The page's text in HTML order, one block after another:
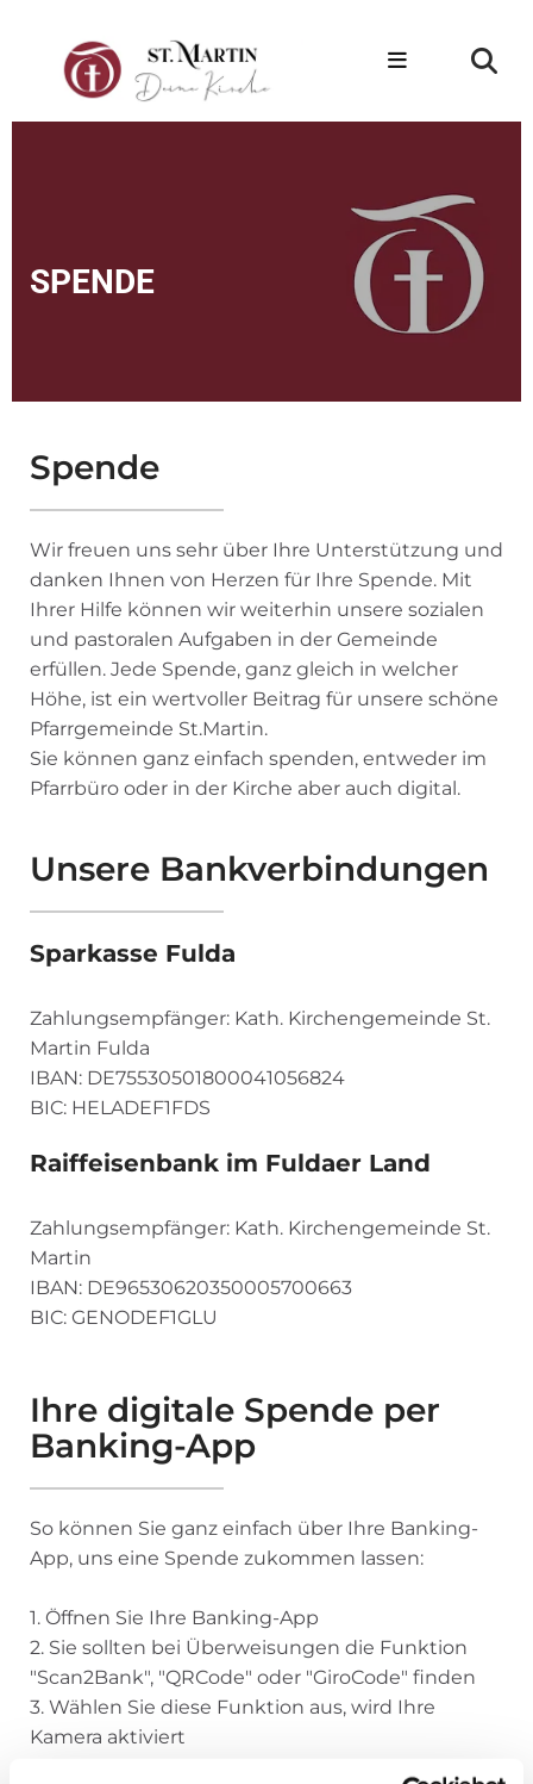
SPENDE
Spende
Wir freuen uns sehr über Ihre Unterstützung und
danken Ihnen von Herzen für Ihre Spende. Mit
Ihrer Hilfe können wir weiterhin unsere sozialen
und pastoralen Aufgaben in der Gemeinde
erfüllen. Jede Spende, ganz gleich in welcher
Höhe, ist ein wertvoller Beitrag für unsere schöne
Pfarrgemeinde St.Martin.
Sie können ganz einfach spenden, entweder im
Pfarrbüro oder in der Kirche aber auch digital.
Unsere Bankverbindungen
Sparkasse Fulda
Zahlungsempfänger: Kath. Kirchengemeinde St.
Martin Fulda
IBAN: DE75530501800041056824
BIC: HELADEF1FDS
Raiffeisenbank im Fuldaer Land
Zahlungsempfänger: Kath. Kirchengemeinde St.
Martin
IBAN: DE96530620350005700663
BIC: GENODEF1GLU
Ihre digitale Spende per
Banking-App
So können Sie ganz einfach über Ihre Banking-
App, uns eine Spende zukommen lassen:
1. Öffnen Sie Ihre Banking-App
2. Sie sollten bei Überweisungen die Funktion
"Scan2Bank", "QRCode" oder "GiroCode" finden
3. Wählen Sie diese Funktion aus, wird Ihre
Kamera aktiviert